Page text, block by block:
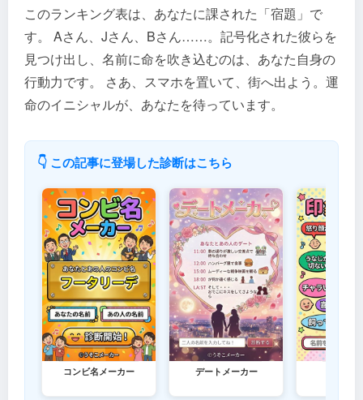
このランキング表は、あなたに課された「宿題」で
す。 Aさん、Jさん、Bさん……。記号化された彼らを
見つけ出し、名前に命を吹き込むのは、あなた自身の
行動力です。 さあ、スマホを置いて、街へ出よう。運
命のイニシャルが、あなたを待っています。
👇 この記事に登場した診断はこちら
コンビ名メーカー デートメーカー